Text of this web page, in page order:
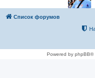
Список форумов
Powered by phpBB®